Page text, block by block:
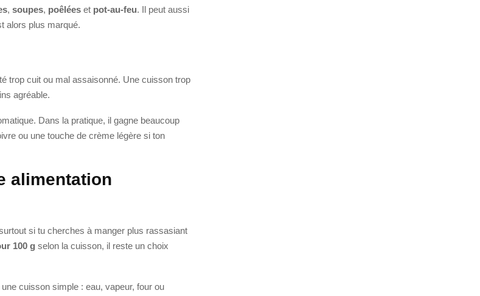
, soupes, poêlées et pot-au-feu. Il peut aussi
alors plus marqué.
trop cuit ou mal assaisonné. Une cuisson trop
agréable.
Dans la pratique, il gagne beaucoup
ou une touche de crème légère si ton
alimentation
si tu cherches à manger plus rassasiant
100 g selon la cuisson, il reste un choix
cuisson simple : eau, vapeur, four ou